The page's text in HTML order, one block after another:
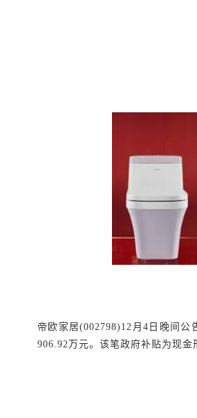
帝欧家居(002798)12月4日晚间
906.92万元。该笔政府补贴为现金